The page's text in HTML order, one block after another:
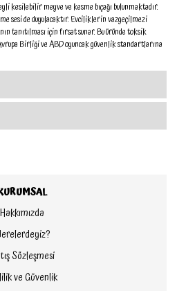
kesilebilir meyve ve kesme bıçağı bulunmaktadır.
sesi de duyulacaktır. Evciliklerin vazgeçilmezi
tanıtılması için fırsat sunar. Bu üründe toksik
Birliği ve ABD oyuncak güvenlik standartlarına
Hakkımızda
Sözleşmesi
ve Güvenlik